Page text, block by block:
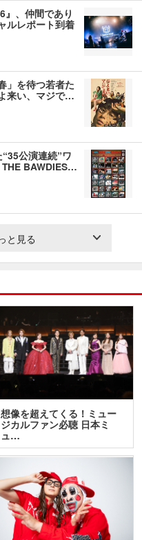
、仲間であり
ルレポート到着
」を待つ若者た
来い、マジで…
公演連続”ワ
BAWDIES…
と見る
想像を超えてくる！ミュー
ジカルファン必聴 日本ミ
ュ…